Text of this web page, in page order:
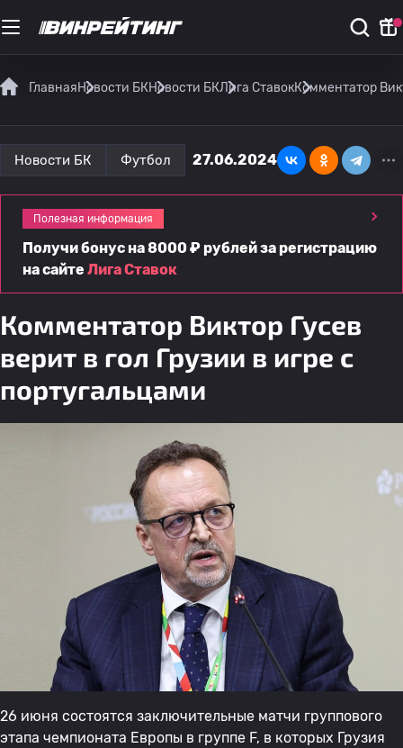
ГлавнаяНовости БКНовости БКЛига СтавокКомментатор
Новости БК Футбол 27.06.2024
Полезная информация
Получи бонус на 8000 ₽ рублей за регистрацию
на сайте Лига Ставок
Комментатор Виктор Гусев
верит в гол Грузии в игре с
португальцами
26 июня состоятся заключительные матчи группового
этапа чемпионата Европы в группе F, в которых Грузия